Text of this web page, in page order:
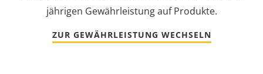
jährigen Gewährleistung auf Produkte.
ZUR GEWÄHRLEISTUNG WECHSELN